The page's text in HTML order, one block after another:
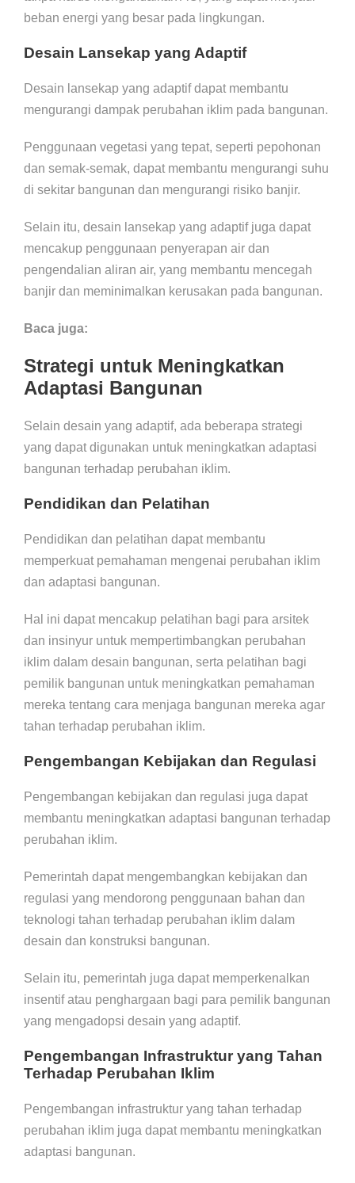
beban energi yang besar pada lingkungan.
Desain Lansekap yang Adaptif
Desain lansekap yang adaptif dapat membantu
mengurangi dampak perubahan iklim pada bangunan.
Penggunaan vegetasi yang tepat, seperti pepohonan
dan semak-semak, dapat membantu mengurangi suhu
di sekitar bangunan dan mengurangi risiko banjir.
Selain itu, desain lansekap yang adaptif juga dapat
mencakup penggunaan penyerapan air dan
pengendalian aliran air, yang membantu mencegah
banjir dan meminimalkan kerusakan pada bangunan.
Baca juga:
Strategi untuk Meningkatkan
Adaptasi Bangunan
Selain desain yang adaptif, ada beberapa strategi
yang dapat digunakan untuk meningkatkan adaptasi
bangunan terhadap perubahan iklim.
Pendidikan dan Pelatihan
Pendidikan dan pelatihan dapat membantu
memperkuat pemahaman mengenai perubahan iklim
dan adaptasi bangunan.
Hal ini dapat mencakup pelatihan bagi para arsitek
dan insinyur untuk mempertimbangkan perubahan
iklim dalam desain bangunan, serta pelatihan bagi
pemilik bangunan untuk meningkatkan pemahaman
mereka tentang cara menjaga bangunan mereka agar
tahan terhadap perubahan iklim.
Pengembangan Kebijakan dan Regulasi
Pengembangan kebijakan dan regulasi juga dapat
membantu meningkatkan adaptasi bangunan terhadap
perubahan iklim.
Pemerintah dapat mengembangkan kebijakan dan
regulasi yang mendorong penggunaan bahan dan
teknologi tahan terhadap perubahan iklim dalam
desain dan konstruksi bangunan.
Selain itu, pemerintah juga dapat memperkenalkan
insentif atau penghargaan bagi para pemilik bangunan
yang mengadopsi desain yang adaptif.
Pengembangan Infrastruktur yang Tahan
Terhadap Perubahan Iklim
Pengembangan infrastruktur yang tahan terhadap
perubahan iklim juga dapat membantu meningkatkan
adaptasi bangunan.